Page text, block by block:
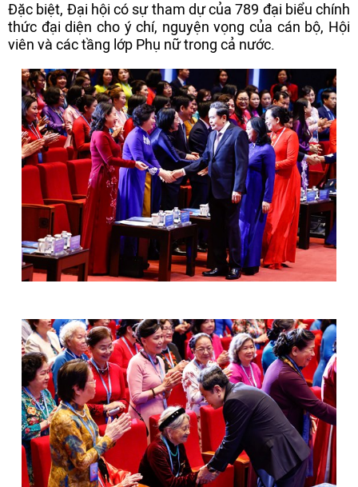
Đặc biệt, Đại hội có sự tham dự của 789 đại biểu chính
thức đại diện cho ý chí, nguyện vọng của cán bộ, Hội
viên và các tầng lớp Phụ nữ trong cả nước.